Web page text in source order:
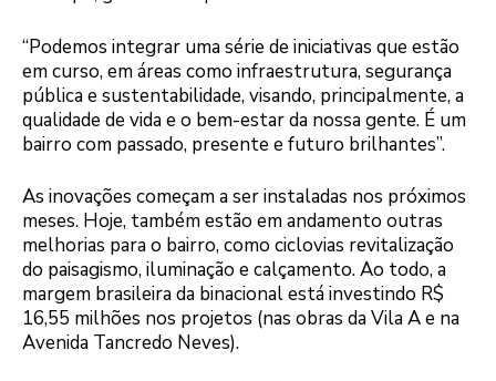
“Podemos integrar uma série de iniciativas que estão
em curso, em áreas como infraestrutura, segurança
pública e sustentabilidade, visando, principalmente, a
qualidade de vida e o bem-estar da nossa gente. É um
bairro com passado, presente e futuro brilhantes”.
As inovações começam a ser instaladas nos próximos
meses. Hoje, também estão em andamento outras
melhorias para o bairro, como ciclovias revitalização
do paisagismo, iluminação e calçamento. Ao todo, a
margem brasileira da binacional está investindo R$
16,55 milhões nos projetos (nas obras da Vila A e na
Avenida Tancredo Neves).